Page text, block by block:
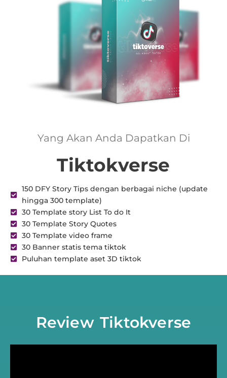
Yang Akan Anda Dapatkan Di
Tiktokverse
150 DFY Story Tips dengan berbagai niche (update
hingga 300 template)
30 Template story List To do It
30 Template Story Quotes
30 Template video frame
30 Banner statis tema tiktok
Puluhan template aset 3D tiktok
Review Tiktokverse